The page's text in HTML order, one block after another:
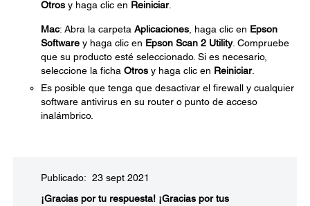
Otros y haga clic en Reiniciar.
Mac: Abra la carpeta Aplicaciones , haga clic en Epson
Software y haga clic en Epson Scan 2 Utility. Compruebe
que su producto esté seleccionado. Si es necesario,
seleccione la ficha Otros y haga clic en Reiniciar.
Es posible que tenga que desactivar el firewall y cualquier
software antivirus en su router o punto de acceso
inalámbrico.
Publicado: 23 sept 2021
¡Gracias por tu respuesta! ¡Gracias por tus